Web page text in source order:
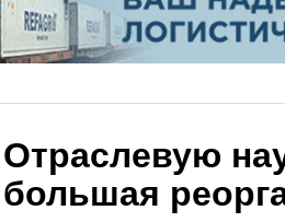
Отраслевую
большая